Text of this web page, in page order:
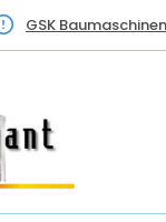
GSK